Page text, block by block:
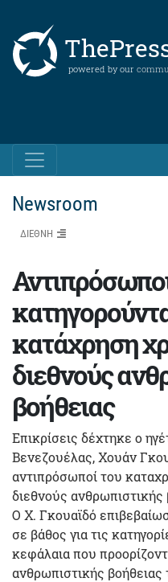
powered by our
Newsroom
ΔΙΕΘΝΗ
κατάχρηση
διεθνούς
βοήθειας
Επικρίσεις δέχτηκε ο
Βενεζουέλας, Χουάν
αντιπρόσωποί του
διεθνούς ανθρωπιστικής
Ο Χ. Γκουαϊδό
σε βάθος για τις
κεφάλαια που
ανθρωπιστικής βοήθειας